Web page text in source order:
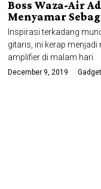
Boss Waza-Air
Menyamar
Inspirasi terkadang
gitaris, ini kerap
amplifier di malam hari
December 9, 2019